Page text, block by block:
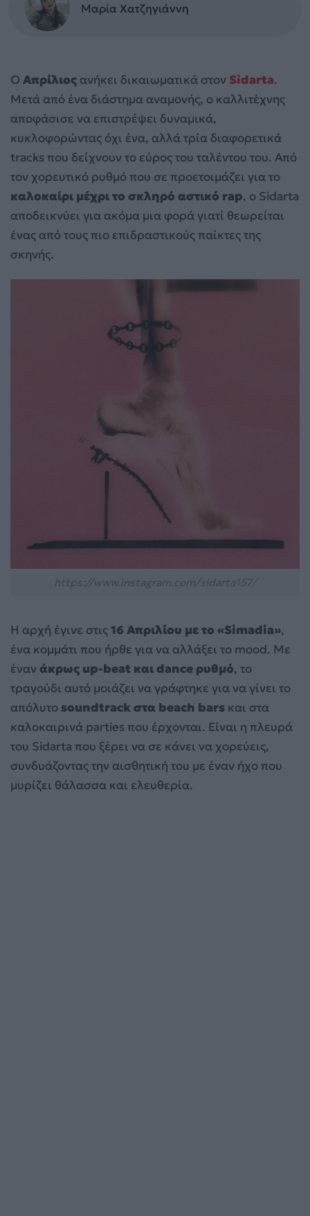
Μαρία Χατζηγιάννη
Ο Απρίλιος ανήκει δικαιωματικά στον Sidarta.
Μετά από ένα διάστημα αναμονής, ο καλλιτέχνης
αποφάσισε να επιστρέψει δυναμικά,
κυκλοφορώντας όχι ένα, αλλά τρία διαφορετικά
tracks που δείχνουν το εύρος του ταλέντου του. Από
τον χορευτικό ρυθμό που σε προετοιμάζει για το
καλοκαίρι μέχρι το σκληρό αστικό rap, ο Sidarta
αποδεικνύει για ακόμα μια φορά γιατί θεωρείται
ένας από τους πιο επιδραστικούς παίκτες της
σκηνής.
Η αρχή έγινε στις16 Απριλίου με το «Simadia»,
ένα κομμάτι που ήρθε για να αλλάξει το mood. Με
ένανάκρως up-beat και dance ρυθμό, το
τραγούδι αυτό μοιάζει να γράφτηκε για να γίνει το
απόλυτο soundtrack στα beach bars και στα
καλοκαιρινά parties που έρχονται. Είναι η πλευρά
του Sidarta που ξέρει να σε κάνει να χορεύεις,
συνδυάζοντας την αισθητική του με έναν ήχο που
μυρίζει θάλασσα και ελευθερία.